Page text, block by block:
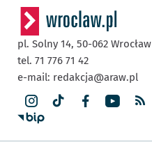
pl. Solny 14, 50-062 Wrocław
tel. 71 776 71 42
e-mail: redakcja@araw.pl